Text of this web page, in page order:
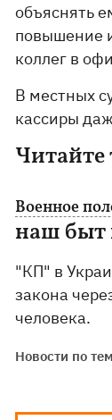
объяснять
повышение
коллег в
В местных
кассиры
Читайте
Военное
наш быт
"КП" в
закона
человека.
Новости по